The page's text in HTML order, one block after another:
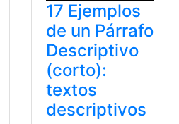
17 Ejemplos
de un Párrafo
Descriptivo
(corto):
textos
descriptivos